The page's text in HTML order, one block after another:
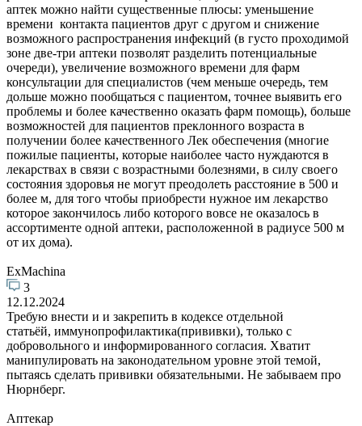
аптек можно найти существенные плюсы: уменьшение
времени контакта пациентов друг с другом и снижение
возможного распространения инфекций (в густо проходимой
зоне две-три аптеки позволят разделить потенциальные
очереди), увеличение возможного времени для фарм
консультации для специалистов (чем меньше очередь, тем
дольше можно пообщаться с пациентом, точнее выявить его
проблемы и более качественно оказать фарм помощь), больше
возможностей для пациентов преклонного возраста в
получении более качественного Лек обеспечения (многие
пожилые пациенты, которые наиболее часто нуждаются в
лекарствах в связи с возрастными болезнями, в силу своего
состояния здоровья не могут преодолеть расстояние в 500 и
более м, для того чтобы приобрести нужное им лекарство
которое закончилось либо которого вовсе не оказалось в
ассортименте одной аптеки, расположенной в радиусе 500 м
от их дома).
ExMachina
3
12.12.2024
Требую внести и и закрепить в кодексе отдельной
статьёй, иммунопрофилактика(прививки), только с
добровольного и информированного согласия. Хватит
манипулировать на законодательном уровне этой темой,
пытаясь сделать прививки обязательными. Не забываем про
Нюрнберг.
Аптекар